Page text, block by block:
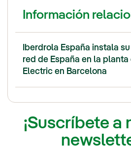
Información
Iberdrola España instala
red de España en la
Electric en Barcelona
¡Suscríbete a